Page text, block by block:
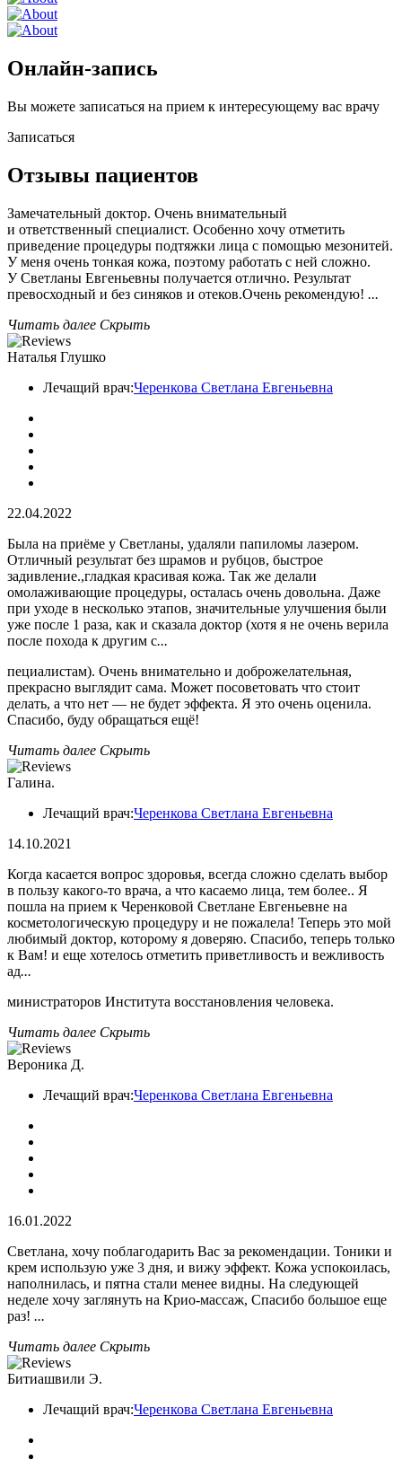
Онлайн-запись
Вы можете записаться на прием к интересующему вас врачу
Записаться
Отзывы пациентов
Замечательный доктор. Очень внимательный
и ответственный специалист. Особенно хочу отметить
приведение процедуры подтяжки лица с помощью мезонитей.
У меня очень тонкая кожа, поэтому работать с ней сложно.
У Светланы Евгеньевны получается отлично. Результат
превосходный и без синяков и отеков.Очень рекомендую! ...
Читать далее Скрыть
Наталья Глушко
Лечащий врач:Черенкова Светлана Евгеньевна
22.04.2022
Была на приёме у Светланы, удаляли папиломы лазером.
Отличный результат без шрамов и рубцов, быстрое
задивление.,гладкая красивая кожа. Так же делали
омолаживающие процедуры, осталась очень довольна. Даже
при уходе в несколько этапов, значительные улучшения были
уже после 1 раза, как и сказала доктор (хотя я не очень верила
после похода к другим с...
пециалистам). Очень внимательно и доброжелательная,
прекрасно выглядит сама. Может посоветовать что стоит
делать, а что нет — не будет эффекта. Я это очень оценила.
Спасибо, буду обращаться ещё!
Читать далее Скрыть
Галина.
Лечащий врач:Черенкова Светлана Евгеньевна
14.10.2021
Когда касается вопрос здоровья, всегда сложно сделать выбор
в пользу какого-то врача, а что касаемо лица, тем более.. Я
пошла на прием к Черенковой Светлане Евгеньевне на
косметологическую процедуру и не пожалела! Теперь это мой
любимый доктор, которому я доверяю. Спасибо, теперь только
к Вам! и еще хотелось отметить приветливость и вежливость
ад...
министраторов Института восстановления человека.
Читать далее Скрыть
Вероника Д.
Лечащий врач:Черенкова Светлана Евгеньевна
16.01.2022
Светлана, хочу поблагодарить Вас за рекомендации. Тоники и
крем использую уже 3 дня, и вижу эффект. Кожа успокоилась,
наполнилась, и пятна стали менее видны. На следующей
неделе хочу заглянуть на Крио-массаж, Спасибо большое еще
раз! ...
Читать далее Скрыть
Битиашвили Э.
Лечащий врач:Черенкова Светлана Евгеньевна